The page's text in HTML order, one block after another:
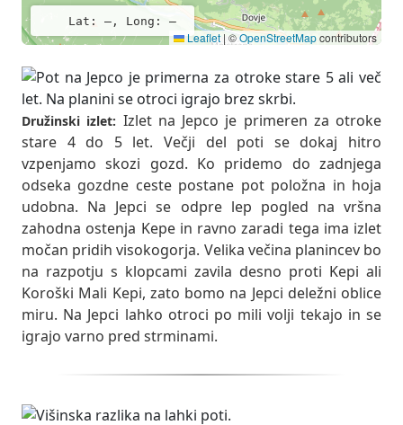
Lat: –, Long: –
Leaflet | ©OpenStreetMapcontributors
Družinski izlet: Izlet na Jepco je primeren za otroke
stare 4 do 5 let. Večji del poti se dokaj hitro
vzpenjamo skozi gozd. Ko pridemo do zadnjega
odseka gozdne ceste postane pot položna in hoja
udobna. Na Jepci se odpre lep pogled na vršna
zahodna ostenja Kepe in ravno zaradi tega ima izlet
močan pridih visokogorja. Velika večina planincev bo
na razpotju s klopcami zavila desno proti Kepi ali
Koroški Mali Kepi, zato bomo na Jepci deležni oblice
miru. Na Jepci lahko otroci po mili volji tekajo in se
igrajo varno pred strminami.